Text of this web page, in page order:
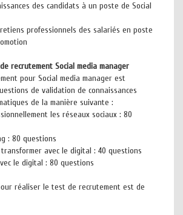
des candidats à un poste de Social
professionnels des salariés en poste
recrutement Social media manager
pour Social media manager est
de validation de connaissances
de la manière suivante :
les réseaux sociaux : 80
: 80 questions
transformer avec le digital : 40 questions
le digital : 80 questions
réaliser le test de recrutement est de